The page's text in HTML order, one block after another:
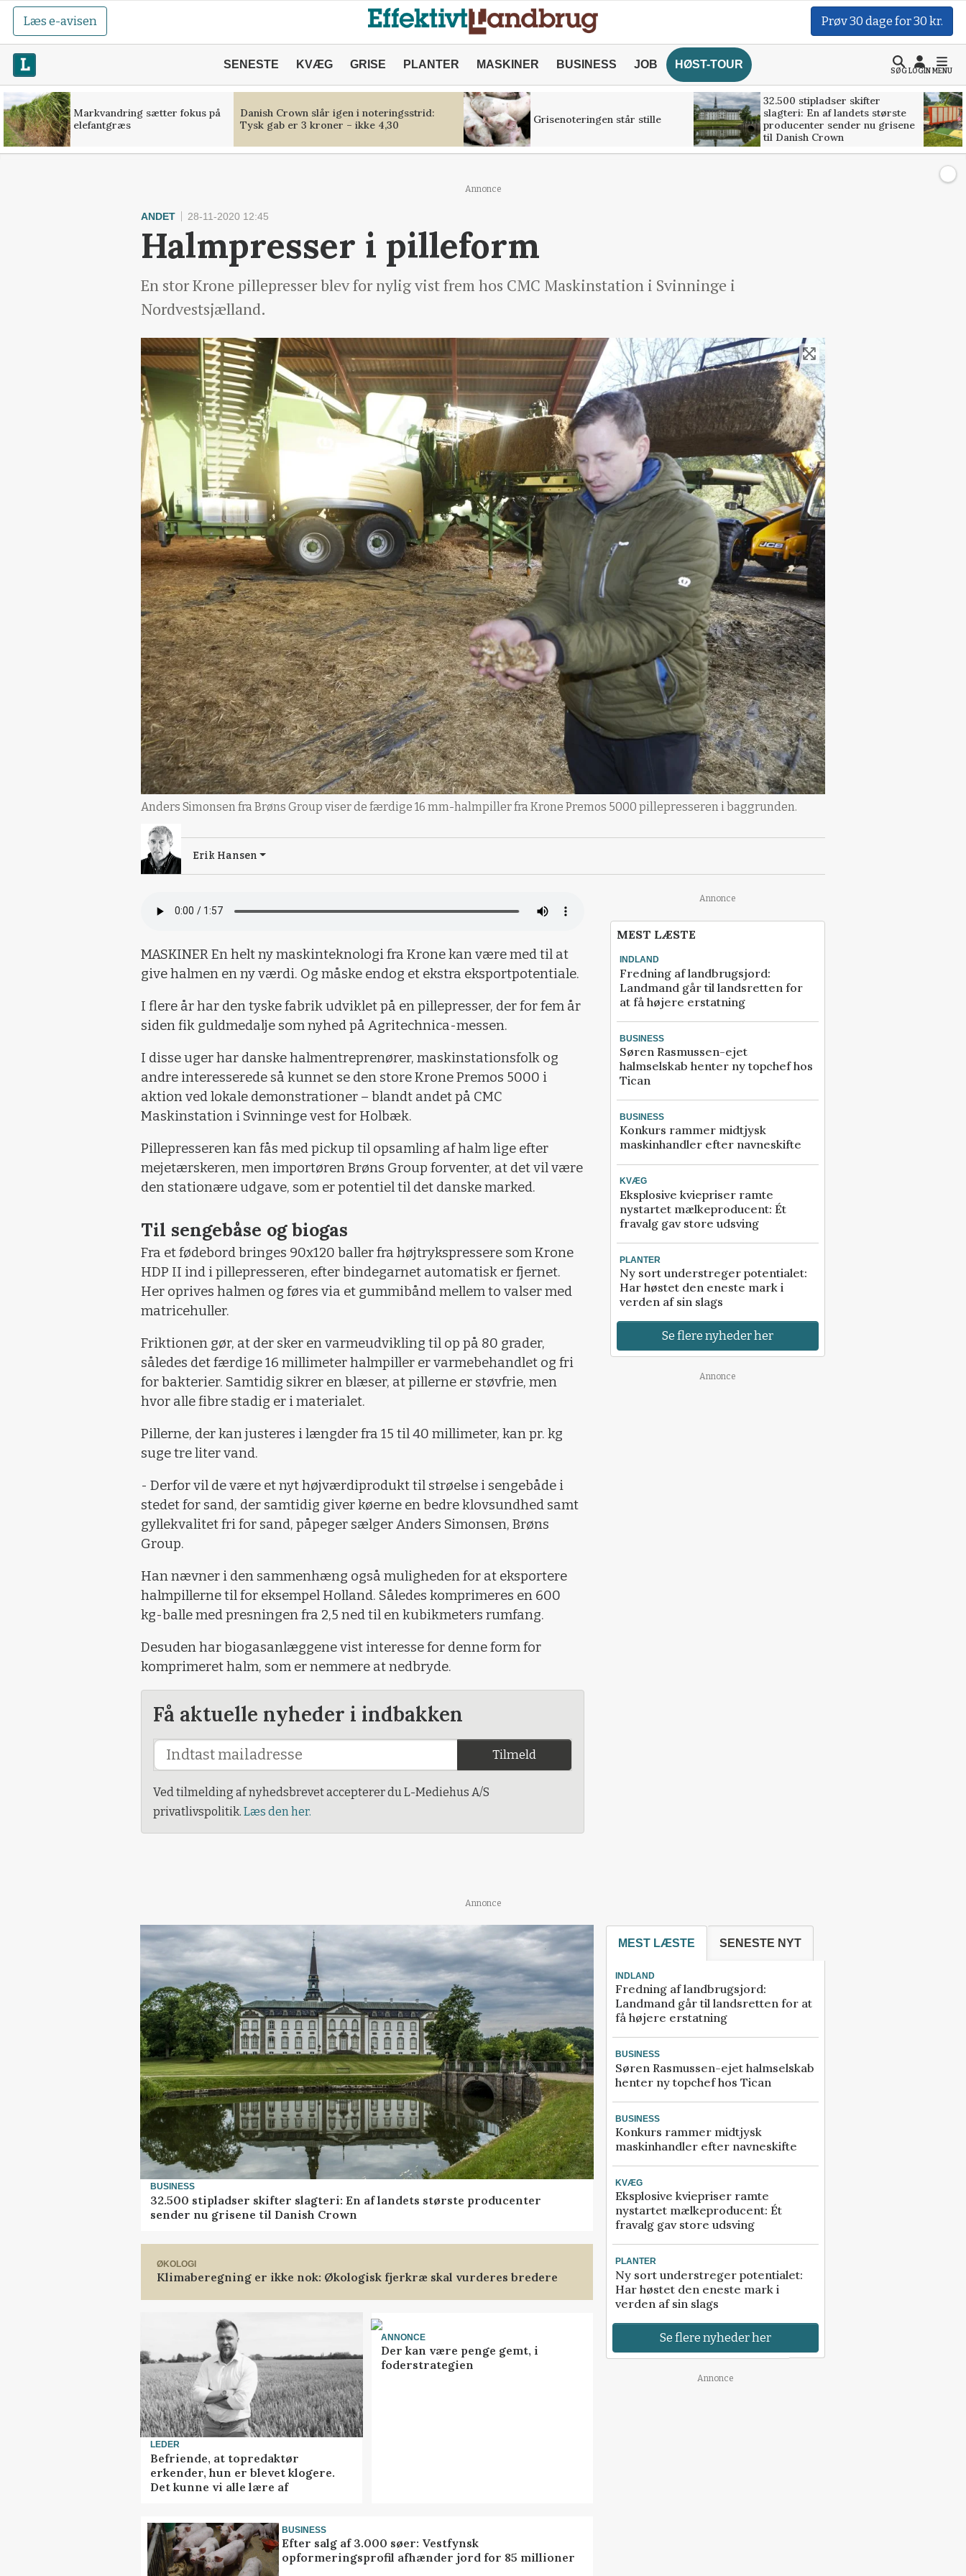
Læs e-avisen Prøv 30 dage for 30 kr.
SENESTE KVÆG GRISE PLANTER MASKINER BUSINESS JOB HØST-TOUR
SØGLOGINMENU
Markvandring sætter fokus på
elefantgræs
Danish Crown slår igen i noteringsstrid:
Tysk gab er 3 kroner – ikke 4,30
Grisenoteringen står stille
32.500 stipladser skifter
slagteri: En af landets største
producenter sender nu grisene
til Danish Crown
Annonce
ANDET 28-11-2020 12:45
Halmpresser i pilleform
En stor Krone pillepresser blev for nylig vist frem hos CMC Maskinstation i Svinninge i
Nordvestsjælland.
Anders Simonsen fra Brøns Group viser de færdige 16 mm-halmpiller fra Krone Premos 5000 pillepresseren i baggrunden.
Erik Hansen
MASKINER En helt ny maskinteknologi fra Krone kan være med til at
give halmen en ny værdi. Og måske endog et ekstra eksportpotentiale.
I flere år har den tyske fabrik udviklet på en pillepresser, der for fem år
siden fik guldmedalje som nyhed på Agritechnica-messen.
I disse uger har danske halmentreprenører, maskinstationsfolk og
andre interesserede så kunnet se den store Krone Premos 5000 i
aktion ved lokale demonstrationer – blandt andet på CMC
Maskinstation i Svinninge vest for Holbæk.
Pillepresseren kan fås med pickup til opsamling af halm lige efter
mejetærskeren, men importøren Brøns Group forventer, at det vil være
den stationære udgave, som er potentiel til det danske marked.
Til sengebåse og biogas
Fra et fødebord bringes 90x120 baller fra højtrykspressere som Krone
HDP II ind i pillepresseren, efter bindegarnet automatisk er fjernet.
Her oprives halmen og føres via et gummibånd mellem to valser med
matricehuller.
Friktionen gør, at der sker en varmeudvikling til op på 80 grader,
således det færdige 16 millimeter halmpiller er varmebehandlet og fri
for bakterier. Samtidig sikrer en blæser, at pillerne er støvfrie, men
hvor alle fibre stadig er i materialet.
Pillerne, der kan justeres i længder fra 15 til 40 millimeter, kan pr. kg
suge tre liter vand.
- Derfor vil de være et nyt højværdiprodukt til strøelse i sengebåde i
stedet for sand, der samtidig giver køerne en bedre klovsundhed samt
gyllekvalitet fri for sand, påpeger sælger Anders Simonsen, Brøns
Group.
Han nævner i den sammenhæng også muligheden for at eksportere
halmpillerne til for eksempel Holland. Således komprimeres en 600
kg-balle med presningen fra 2,5 ned til en kubikmeters rumfang.
Desuden har biogasanlæggene vist interesse for denne form for
komprimeret halm, som er nemmere at nedbryde.
Få aktuelle nyheder i indbakken
Tilmeld
Ved tilmelding af nyhedsbrevet accepterer du L-Mediehus A/S
privatlivspolitik. Læs den her.
Annonce
MEST LÆSTE
INDLAND
Fredning af landbrugsjord:
Landmand går til landsretten for
at få højere erstatning
BUSINESS
Søren Rasmussen-ejet
halmselskab henter ny topchef hos
Tican
BUSINESS
Konkurs rammer midtjysk
maskinhandler efter navneskifte
KVÆG
Eksplosive kviepriser ramte
nystartet mælkeproducent: Ét
fravalg gav store udsving
PLANTER
Ny sort understreger potentialet:
Har høstet den eneste mark i
verden af sin slags
Se flere nyheder her
Annonce
Annonce
BUSINESS
32.500 stipladser skifter slagteri: En af landets største producenter
sender nu grisene til Danish Crown
ØKOLOGI
Klimaberegning er ikke nok: Økologisk fjerkræ skal vurderes bredere
LEDER
Befriende, at topredaktør
erkender, hun er blevet klogere.
Det kunne vi alle lære af
ANNONCE
Der kan være penge gemt, i
foderstrategien
BUSINESS
Efter salg af 3.000 søer: Vestfynsk
opformeringsprofil afhænder jord for 85 millioner
MEST LÆSTE SENESTE NYT
INDLAND
Fredning af landbrugsjord:
Landmand går til landsretten for at
få højere erstatning
BUSINESS
Søren Rasmussen-ejet halmselskab
henter ny topchef hos Tican
BUSINESS
Konkurs rammer midtjysk
maskinhandler efter navneskifte
KVÆG
Eksplosive kviepriser ramte
nystartet mælkeproducent: Ét
fravalg gav store udsving
PLANTER
Ny sort understreger potentialet:
Har høstet den eneste mark i
verden af sin slags
Se flere nyheder her
Annonce